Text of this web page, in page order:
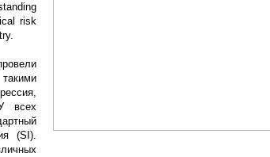
risk
всех
(SI).